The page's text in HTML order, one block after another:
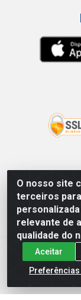
O nosso site
terceiros
relevante de
qualidade do
Aceitar
Av
Atef
Paulo/SP -